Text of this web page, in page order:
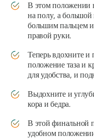
В этом положении
на полу, а
большим пальцем
правой руки.
Теперь вдохните и
положение таза и
для удобства, и
Выдохните и
кора и бедра.
В этой финальной
удобном